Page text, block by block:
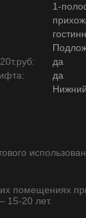
1-
да
да
помещениях
15-20 лет.